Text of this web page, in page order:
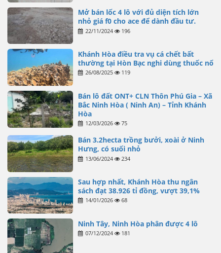
Mở bán lốc 4 lô với đủ diện tích lớn
nhỏ giá f0 cho ace để dành đầu tư.
22/11/2024 196
Khánh Hòa điều tra vụ cá chết bất
thường tại Hòn Bạc nghi dùng thuốc nổ
26/08/2025 119
Bán lô đất ONT+ CLN Thôn Phú Gia – Xã
Bắc Ninh Hòa ( Ninh An) – Tỉnh Khánh
Hòa
12/03/2026 75
Bán 3.2hecta trồng bưởi, xoài ở Ninh
Hưng, có suối nhỏ
13/06/2024 234
Sau hợp nhất, Khánh Hòa thu ngân
sách đạt 38.926 tỉ đồng, vượt 39,1%
14/01/2026 68
Ninh Tây, Ninh Hòa phân được 4 lô
07/12/2024 181